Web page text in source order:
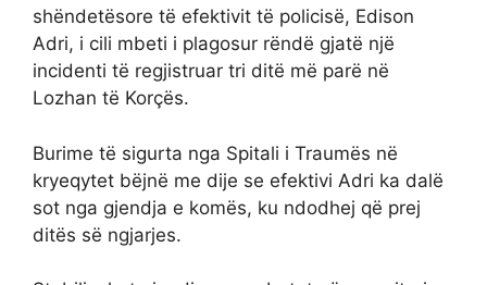
shëndetësore të efektivit të policisë, Edison
Adri, i cili mbeti i plagosur rëndë gjatë një
incidenti të regjistruar tri ditë më parë në
Lozhan të Korçës.
Burime të sigurta nga Spitali i Traumës në
kryeqytet bëjnë me dije se efektivi Adri ka dalë
sot nga gjendja e komës, ku ndodhej që prej
ditës së ngjarjes.